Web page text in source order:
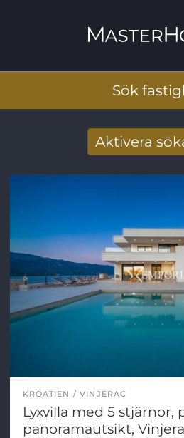
Sök
Aktivera
KROATIEN VINJERAC
Lyxvilla med 5 stjärnor,
panoramautsikt,